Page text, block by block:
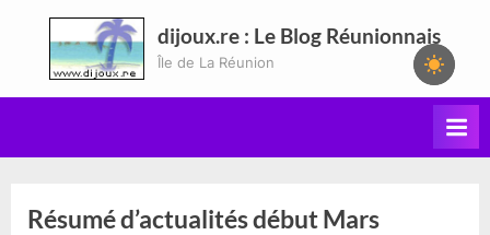
content
dijoux.re : Le Blog Réunionnais
Île de La Réunion
Résumé d’actualités début Mars